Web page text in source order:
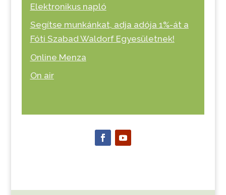
Elektronikus napló
Segítse munkánkat, adja adója 1%-át a
Fóti Szabad Waldorf Egyesületnek!
Online Menza
On air